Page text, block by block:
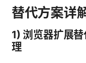
替代方案详
1) 浏览器扩展
理